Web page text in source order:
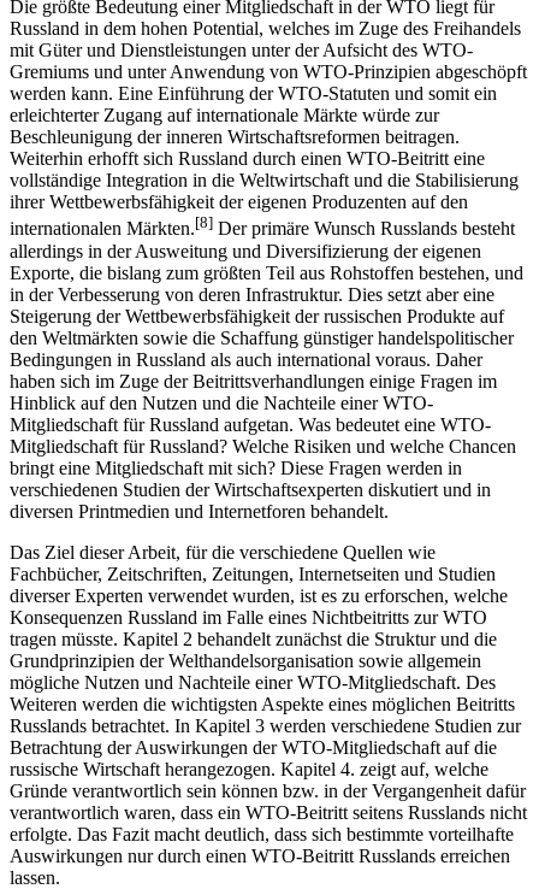
Die größte Bedeutung einer Mitgliedschaft in der WTO liegt für
Russland in dem hohen Potential, welches im Zuge des Freihandels
mit Güter und Dienstleistungen unter der Aufsicht des WTO-
Gremiums und unter Anwendung von WTO-Prinzipien abgeschöpft
werden kann. Eine Einführung der WTO-Statuten und somit ein
erleichterter Zugang auf internationale Märkte würde zur
Beschleunigung der inneren Wirtschaftsreformen beitragen.
Weiterhin erhofft sich Russland durch einen WTO-Beitritt eine
vollständige Integration in die Weltwirtschaft und die Stabilisierung
ihrer Wettbewerbsfähigkeit der eigenen Produzenten auf den
internationalen Märkten.[8]Der primäre Wunsch Russlands besteht
allerdings in der Ausweitung und Diversifizierung der eigenen
Exporte, die bislang zum größten Teil aus Rohstoffen bestehen, und
in der Verbesserung von deren Infrastruktur. Dies setzt aber eine
Steigerung der Wettbewerbsfähigkeit der russischen Produkte auf
den Weltmärkten sowie die Schaffung günstiger handelspolitischer
Bedingungen in Russland als auch international voraus. Daher
haben sich im Zuge der Beitrittsverhandlungen einige Fragen im
Hinblick auf den Nutzen und die Nachteile einer WTO-
Mitgliedschaft für Russland aufgetan. Was bedeutet eine WTO-
Mitgliedschaft für Russland? Welche Risiken und welche Chancen
bringt eine Mitgliedschaft mit sich? Diese Fragen werden in
verschiedenen Studien der Wirtschaftsexperten diskutiert und in
Das Ziel dieser Arbeit, für die verschiedene Quellen wie
Fachbücher, Zeitschriften, Zeitungen, Internetseiten und Studien
diverser Experten verwendet wurden, ist es zu erforschen, welche
Konsequenzen Russland im Falle eines Nichtbeitritts zur WTO
tragen müsste. Kapitel 2 behandelt zunächst die Struktur und die
Grundprinzipien der Welthandelsorganisation sowie allgemein
mögliche Nutzen und Nachteile einer WTO-Mitgliedschaft. Des
Weiteren werden die wichtigsten Aspekte eines möglichen Beitritts
Russlands betrachtet. In Kapitel 3 werden verschiedene Studien zur
Betrachtung der Auswirkungen der WTO-Mitgliedschaft auf die
russische Wirtschaft herangezogen. Kapitel 4. zeigt auf, welche
Gründe verantwortlich sein können bzw. in der Vergangenheit dafür
verantwortlich waren, dass ein WTO-Beitritt seitens Russlands nicht
erfolgte. Das Fazit macht deutlich, dass sich bestimmte vorteilhafte
Auswirkungen nur durch einen WTO-Beitritt Russlands erreichen